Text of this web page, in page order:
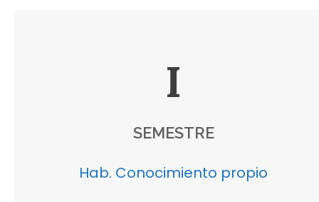
I
SEMESTRE
Hab. Conocimiento propio